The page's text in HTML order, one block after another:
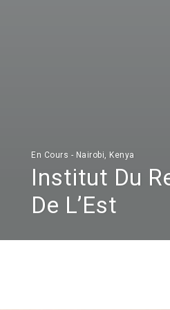
En Cours - Nairobi, Kenya
Institut Du
De L’Est